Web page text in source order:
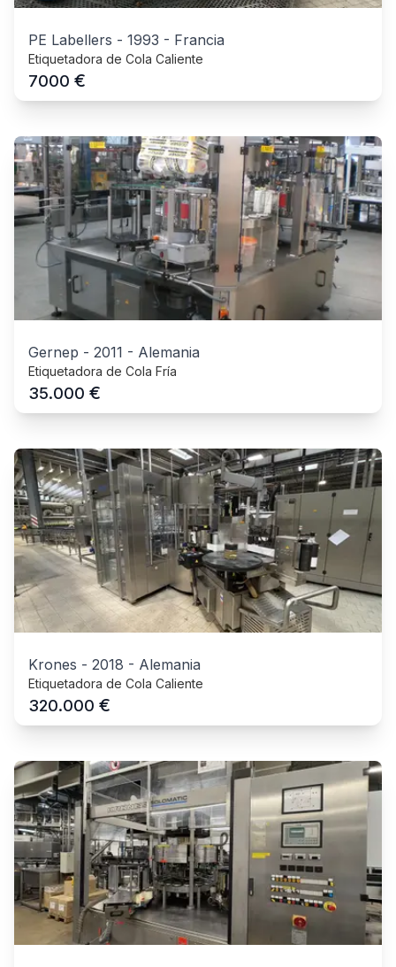
PE Labellers - 1993 - Francia
Etiquetadora de Cola Caliente
7000 €
Gernep - 2011 - Alemania
Etiquetadora de Cola Fría
35.000 €
Krones - 2018 - Alemania
Etiquetadora de Cola Caliente
320.000 €